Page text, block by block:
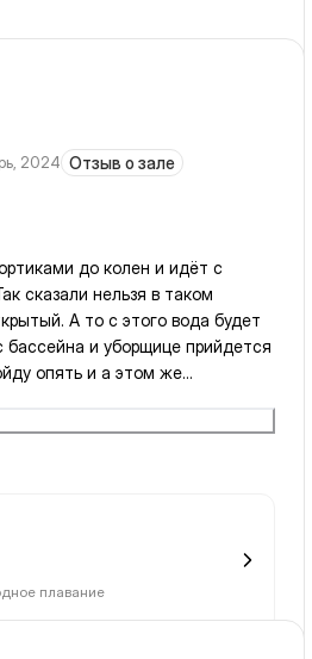
2024 Отзыв о зале
до колен и идёт с
сказали нельзя в таком
А то с этого вода будет
бассейна и уборщице прийдется
к тому же я похудела на 51кг и
плавание